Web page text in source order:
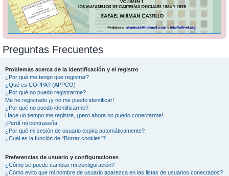
Preguntas Frecuentes
Problemas acerca de la identificación y el registro
¿Por qué me tengo que registrar?
¿Qué es COPPA? (APPCO)
¿Por qué no puedo registrarme?
Me he registrado ¡y no me puedo identificar!
¿Por qué no puedo identificarme?
Hace un tiempo me registré, ¡pero ahora no puedo conectarme!
¡Perdí mi contraseña!
¿Por qué mi sesión de usuario expira automáticamente?
¿Cuál es la función de “Borrar cookies”?
Preferencias de usuario y configuraciones
¿Cómo se puede cambiar mi configuración?
¿Cómo evito que mi nombre de usuario aparezca en las listas de usuarios conectados?